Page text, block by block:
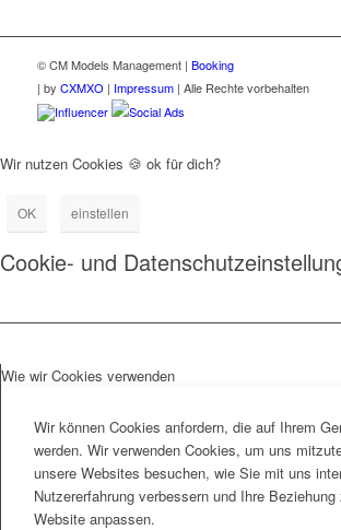
© CM Models Management | Booking
| by CXMXO | Impressum| Alle Rechte vorbehalten
Influencer
Social Ads
Wir nutzen Cookies 🍪 ok für dich?
OK einstellen
Cookie- und
Wie wir Cookies verwenden
Wir können Cookies anfordern, die auf Ihrem
werden. Wir verwenden Cookies, um uns
unsere Websites besuchen, wie Sie mit uns
Nutzererfahrung verbessern und Ihre Beziehung
Website anpassen.